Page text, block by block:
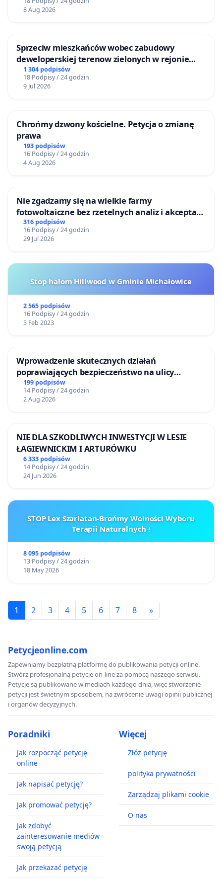
8 Aug 2026
Sprzeciw mieszkańców wobec zabudowy
deweloperskiej terenow zielonych w rejonie
Bulwarów Straceńskich w Bielsku-Białej
1 304 podpisów
18 Podpisy / 24 godzin
9 Jul 2026
Chrońmy dzwony kościelne. Petycja o zmianę
prawa
193 podpisów
16 Podpisy / 24 godzin
4 Aug 2026
Nie zgadzamy się na wielkie farmy
fotowoltaiczne bez rzetelnych analiz i akceptacji
mieszkańców
316 podpisów
16 Podpisy / 24 godzin
29 Jul 2026
Stop halom Hillwood w Gminie Michałowice
2 565 podpisów
16 Podpisy / 24 godzin
3 Feb 2023
Wprowadzenie skutecznych działań
poprawiających bezpieczeństwo na ulicy
Żeromskiego w Otwocku
199 podpisów
14 Podpisy / 24 godzin
2 Aug 2026
NIE DLA SZKODLIWYCH INWESTYCJI W LESIE
ŁAGIEWNICKIM I ARTURÓWKU
6 333 podpisów
14 Podpisy / 24 godzin
24 Jun 2026
STOP Lex Szarlatan-Brońmy Wolności Wyboru
Terapii Naturalnych !
8 095 podpisów
13 Podpisy / 24 godzin
18 May 2026
1 2 3 4 5 6 7 8 »
Petycjeonline.com
Zapewniamy bezpłatną platformę do publikowania petycji online.
Stwórz profesjonalną petycję on-line za pomocą naszego serwisu.
Petycje są publikowane w mediach każdego dnia, więc stworzenie
petycji jest świetnym sposobem, na zwrócenie uwagi opinii publicznej
i organów decyzyjnych.
Poradniki
Jak rozpocząć petycję
online
Jak napisać petycję?
Jak promować petycję?
Jak zdobyć
zainteresowanie mediów
swoją petycją
Jak przekazać petycję
Więcej
Złóż petycję
polityka prywatności
Zarządzaj plikami cookie
O nas